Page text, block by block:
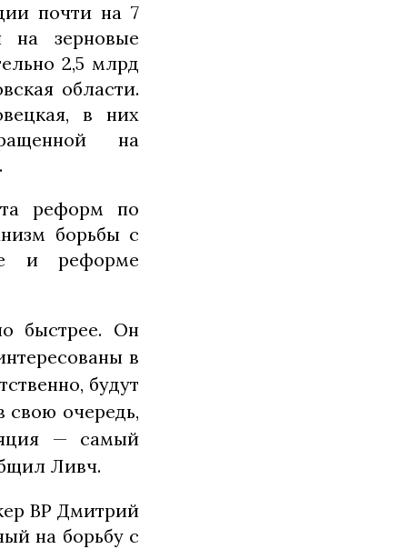
почти на 7
на зерновые
2,5 млрд
области.
в них
на
реформ по
борьбы с
и реформе
быстрее. Он
в
будут
свою очередь,
— самый
Ливч.
ВР Дмитрий
на борьбу с